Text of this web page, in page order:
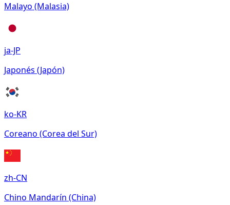
Malayo (Malasia)
ja-JP
Japonés (Japón)
ko-KR
Coreano (Corea del Sur)
zh-CN
Chino Mandarín (China)